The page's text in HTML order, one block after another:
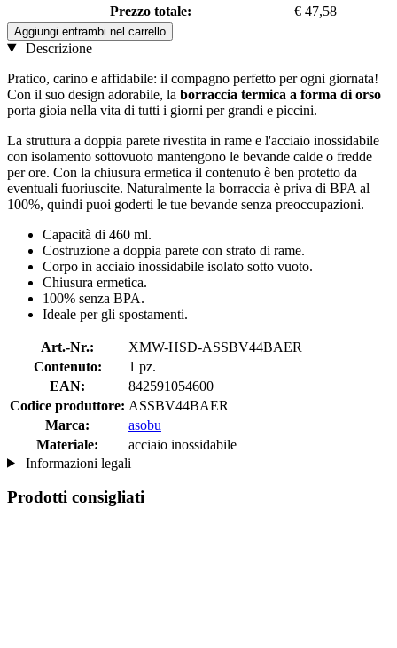
Prezzo totale:
€ 47,58
Aggiungi entrambi nel carrello
Descrizione
Pratico, carino e affidabile: il compagno perfetto per ogni giornata!
Con il suo design adorabile, la borraccia termica a forma di orso
porta gioia nella vita di tutti i giorni per grandi e piccini.
La struttura a doppia parete rivestita in rame e l'acciaio inossidabile
con isolamento sottovuoto mantengono le bevande calde o fredde
per ore. Con la chiusura ermetica il contenuto è ben protetto da
eventuali fuoriuscite. Naturalmente la borraccia è priva di BPA al
100%, quindi puoi goderti le tue bevande senza preoccupazioni.
Capacità di 460 ml.
Costruzione a doppia parete con strato di rame.
Corpo in acciaio inossidabile isolato sotto vuoto.
Chiusura ermetica.
100% senza BPA.
Ideale per gli spostamenti.
Art.-Nr.:
XMW-HSD-ASSBV44BAER
Contenuto:
1 pz.
EAN:
842591054600
Codice produttore: ASSBV44BAER
Marca:
asobu
Materiale:
acciaio inossidabile
Informazioni legali
Prodotti consigliati